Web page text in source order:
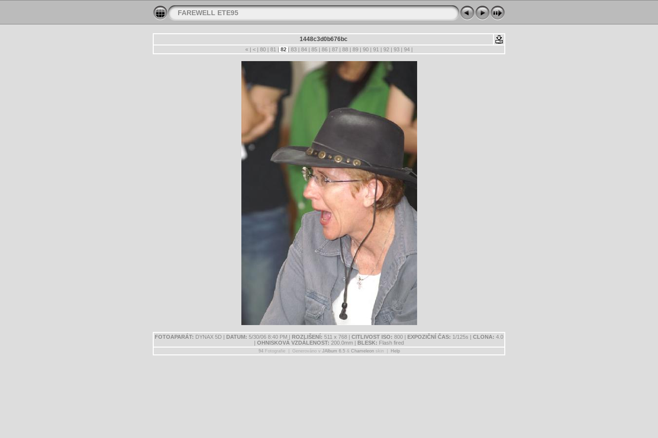
FAREWELL ETE95
1448c3d0b676bc
« | < | 80 | 81 | 82 | 83 | 84 | 85 | 86 | 87 | 88 | 89 | 90 | 91 | 92 | 93 | 94 |
FOTOAPARÁT: DYNAX 5D | DATUM: 5/30/06 8:40 PM | ROZLIŠENÍ: 511 x 768 | CITLIVOST ISO: 800 | EXPOZIČNÍ ČAS: 1/125s | CLONA: 4.0
| OHNISKOVÁ VZDÁLENOST: 200.0mm | BLESK: Flash fired
94Fotografie | Generováno v JAlbum 6.5& Chameleonskin | Help